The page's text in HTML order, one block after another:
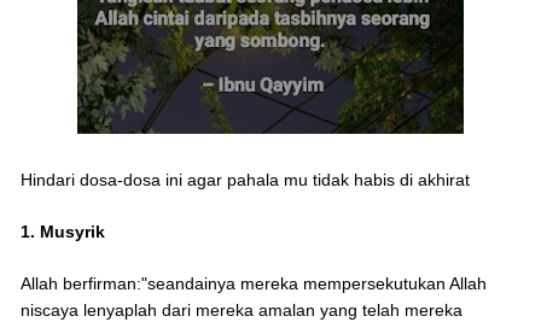
Hindari dosa-dosa ini agar pahala mu tidak habis di akhirat
1. Musyrik
Allah berfirman:"seandainya mereka mempersekutukan Allah
niscaya lenyaplah dari mereka amalan yang telah mereka